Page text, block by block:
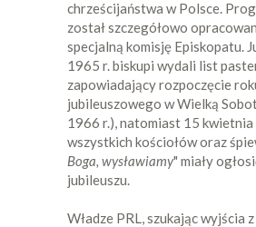
chrześcijaństwa w Polsce.
został szczegółowo
specjalną komisję Episkopatu.
1965 r. biskupi wydali list
zapowiadający rozpoczęcie
jubileuszowego w Wielką
1966 r.), natomiast 15
wszystkich kościołów oraz
Boga, wysławiamy" miały
jubileuszu.
Władze PRL, szukając wyjścia